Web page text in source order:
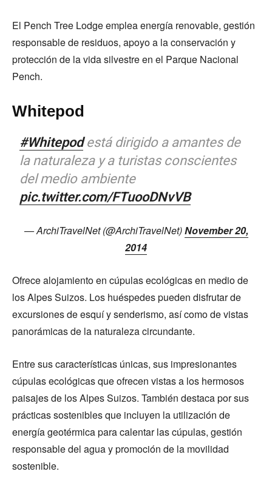
El Pench Tree Lodge emplea energía renovable, gestión
responsable de residuos, apoyo a la conservación y
protección de la vida silvestre en el Parque Nacional
Pench.
Whitepod
#Whitepodestá dirigido a amantes de
la naturaleza y a turistas conscientes
del medio ambiente
pic.twitter.com/FTuooDNvVB
— ArchiTravelNet (@ArchiTravelNet)November 20,
2014
Ofrece alojamiento en cúpulas ecológicas en medio de
los Alpes Suizos. Los huéspedes pueden disfrutar de
excursiones de esquí y senderismo, así como de vistas
panorámicas de la naturaleza circundante.
Entre sus características únicas, sus impresionantes
cúpulas ecológicas que ofrecen vistas a los hermosos
paisajes de los Alpes Suizos. También destaca por sus
prácticas sostenibles que incluyen la utilización de
energía geotérmica para calentar las cúpulas, gestión
responsable del agua y promoción de la movilidad
sostenible.